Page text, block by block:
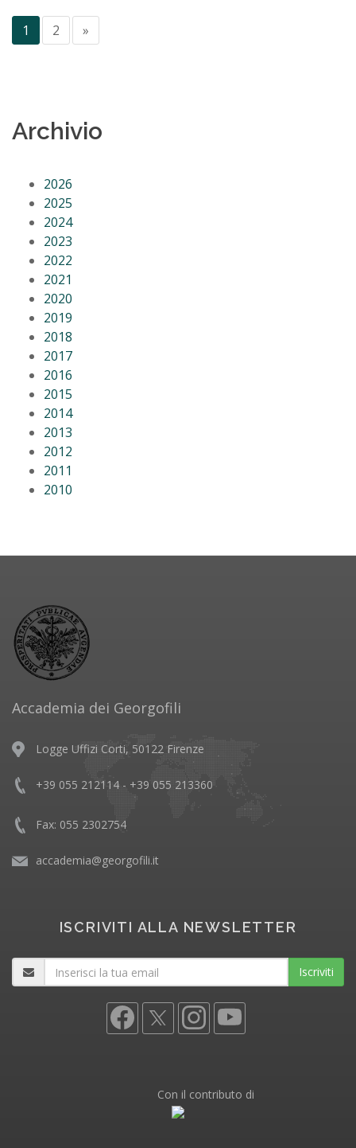
1 2 »
Archivio
2026
2025
2024
2023
2022
2021
2020
2019
2018
2017
2016
2015
2014
2013
2012
2011
2010
Accademia dei Georgofili
Logge Uffizi Corti, 50122 Firenze
+39 055 212114 - +39 055 213360
Fax: 055 2302754
accademia@georgofili.it
ISCRIVITI ALLA NEWSLETTER
Iscriviti
Con il contributo di